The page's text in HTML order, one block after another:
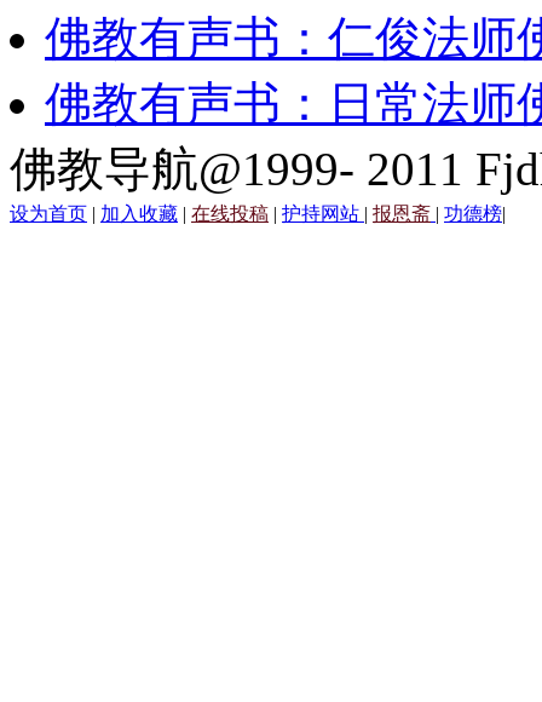
佛教有声书：仁俊法师
佛教有声书：日常法师
佛教导航@1999- 2011
设为首页 | 加入收藏 | 在线投稿 | 护持网站 | 报恩斋 | 功德榜|